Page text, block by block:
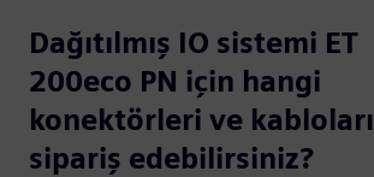
Dağıtılmış IO sistemi ET
200eco PN için hangi
konektörleri ve kabloları
sipariş edebilirsiniz?